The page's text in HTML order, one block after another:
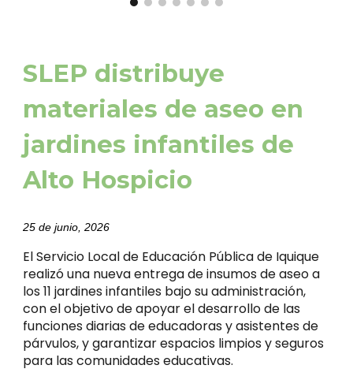
SLEP distribuye
materiales de aseo en
jardines infantiles de
Alto Hospicio
25 de junio, 2026
El Servicio Local de Educación Pública de Iquique
realizó una nueva entrega de insumos de aseo a
los 11 jardines infantiles bajo su administración,
con el objetivo de apoyar el desarrollo de las
funciones diarias de educadoras y asistentes de
párvulos, y garantizar espacios limpios y seguros
para las comunidades educativas.